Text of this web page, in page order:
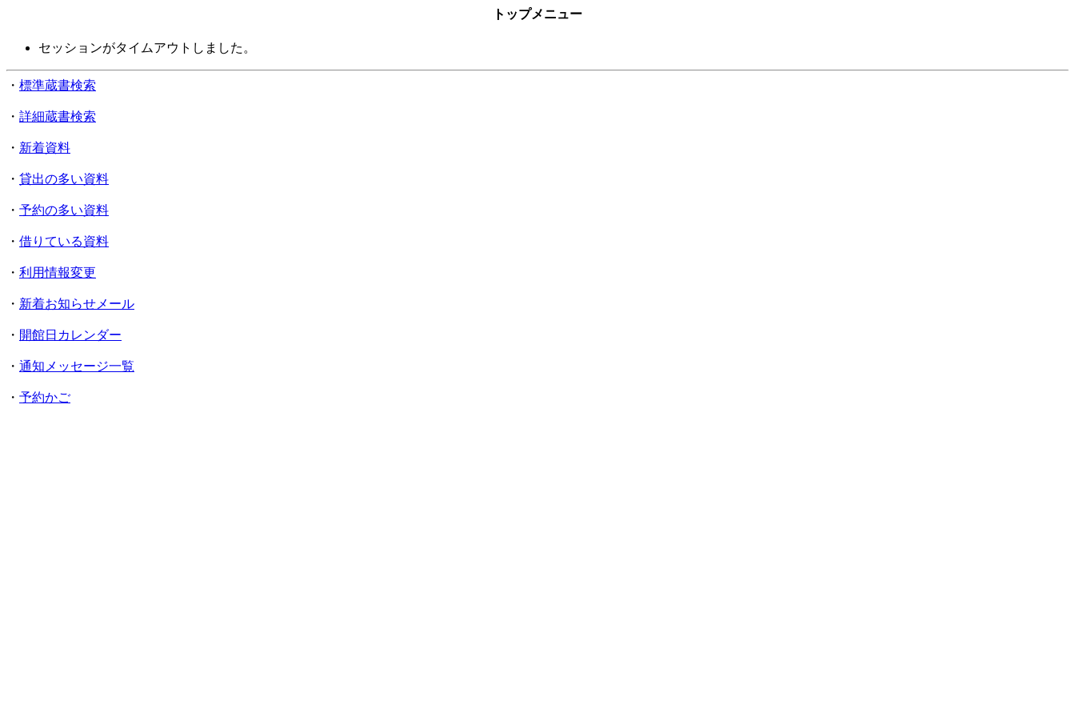
トップメニュー
セッションがタイムアウトしました。
・ 標準蔵書検索
・ 詳細蔵書検索
・ 新着資料
・ 貸出の多い資料
・ 予約の多い資料
・ 借りている資料
・ 利用情報変更
・ 新着お知らせメール
・ 開館日カレンダー
・ 通知メッセージ一覧
・ 予約かご